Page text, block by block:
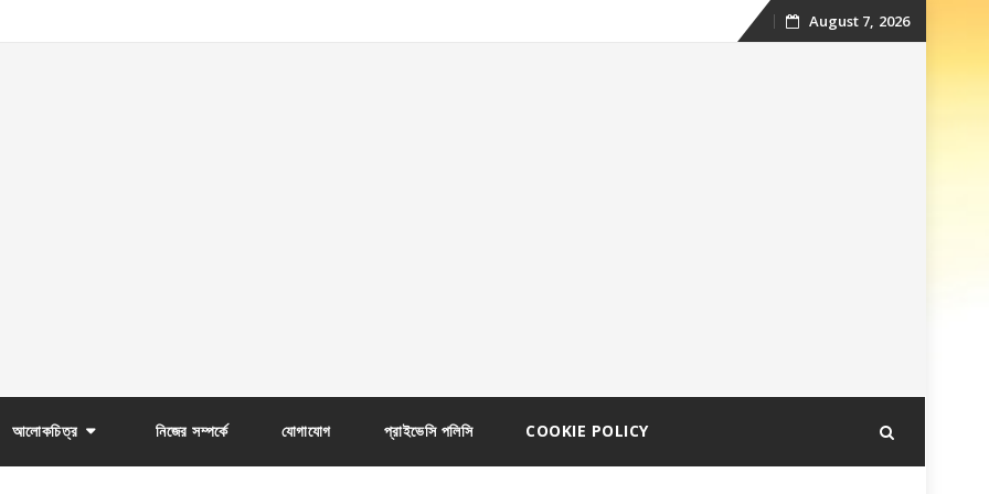
Skip
August 7, 2026
আলোকচিত্র নিজের সম্পর্কে যোগাযোগ প্রাইভেসি পলিসি COOKIE POLICY